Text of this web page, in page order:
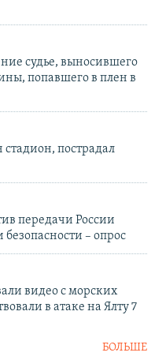
судье, выносившего
попавшего в плен в
пострадал
передачи России
– опрос
видео с морских
в атаке на Ялту 7
БОЛЬШЕ